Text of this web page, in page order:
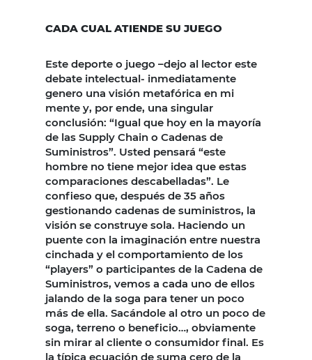
CADA CUAL ATIENDE SU JUEGO
Este deporte o juego –dejo al lector este
debate intelectual- inmediatamente
genero una visión metafórica en mi
mente y, por ende, una singular
conclusión: “Igual que hoy en la mayoría
de las Supply Chain o Cadenas de
Suministros”. Usted pensará “este
hombre no tiene mejor idea que estas
comparaciones descabelladas”. Le
confieso que, después de 35 años
gestionando cadenas de suministros, la
visión se construye sola. Haciendo un
puente con la imaginación entre nuestra
cinchada y el comportamiento de los
“players” o participantes de la Cadena de
Suministros, vemos a cada uno de ellos
jalando de la soga para tener un poco
más de ella. Sacándole al otro un poco de
soga, terreno o beneficio…, obviamente
sin mirar al cliente o consumidor final. Es
la típica ecuación de suma cero de la